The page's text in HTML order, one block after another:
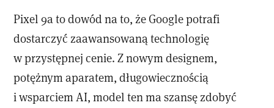
Pixel 9a to dowód na to, że Google potrafi
dostarczyć zaawansowaną technologię
w przystępnej cenie. Z nowym designem,
potężnym aparatem, długowiecznością
i wsparciem AI, model ten ma szansę zdobyć